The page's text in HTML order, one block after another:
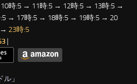
時:5 → 11時:5 → 12時:5 → 13時:5 →
→ 17時:5 → 18時:5 → 19時:5 → 20
23時:5
|
ル 」